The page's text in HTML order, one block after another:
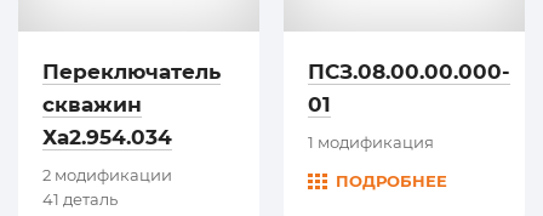
Переключатель
скважин
Ха2.954.034
2 модификации
41 деталь
ПСЗ.08.00.00.000-
01
1 модификация
ПОДРОБНЕЕ